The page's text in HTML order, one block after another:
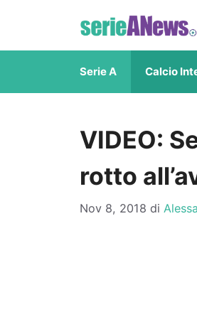
contenuto
Serie A Calcio
VIDEO:
rotto
Nov 8, 2018 di